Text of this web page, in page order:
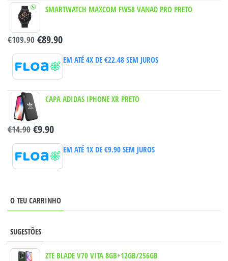
SMARTWATCH MAXCOM FW58 VANAD PRO PRETO
€109.90 €89.90
EM ATÉ 4X DE €22.48SEM JUROS
CAPA ADIDAS IPHONE XR PRETO
€14.90 €9.90
EM ATÉ 1X DE €9.90SEM JUROS
O TEU CARRINHO
SUGESTÕES
ZTE BLADE V70 VITA 8GB+12GB/256GB